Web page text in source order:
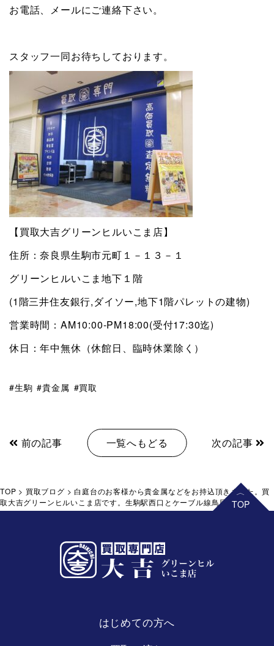
お電話、メールにご連絡下さい。
スタッフ一同お待ちしております。
【買取大吉グリーンヒルいこま店】
住所：奈良県生駒市元町１－１３－１
グリーンヒルいこま地下１階
(1階三井住友銀行,ダイソー,地下1階パレットの建物)
営業時間：AM10:00-PM18:00(受付17:30迄)
休日：年中無休（休館日、臨時休業除く）
生駒 貴金属 買取
前の記事 一覧へもどる 次の記事
TOP > 買取ブログ >白庭台のお客様から貴金属などをお持込頂きました。買
取大吉グリーンヒルいこま店です。生駒駅西口とケーブル線鳥居前駅すぐ。
はじめての方へ